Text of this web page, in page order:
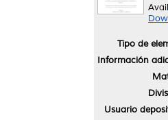
Tipo de
Información
Usuario